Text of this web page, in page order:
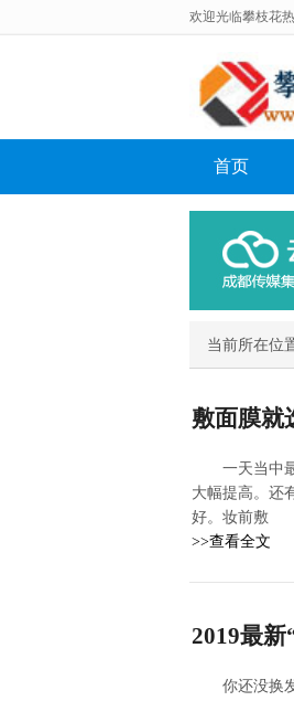
欢迎光临攀枝花热
首页
当前所在位
敷面膜就
一天当中
大幅提高。还
好。妆前敷
>>查看全文
2019最
你还没换